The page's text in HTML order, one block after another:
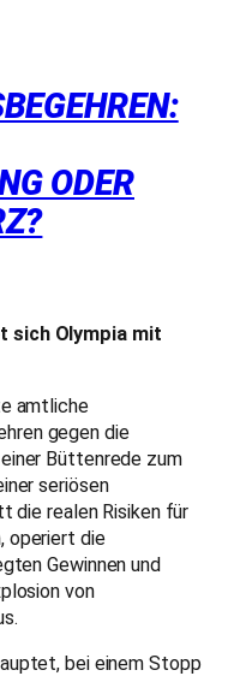
ODER
sich Olympia mit
amtliche
gegen die
Büttenrede zum
seriösen
die realen Risiken für
operiert die
Gewinnen und
von
bei einem Stopp